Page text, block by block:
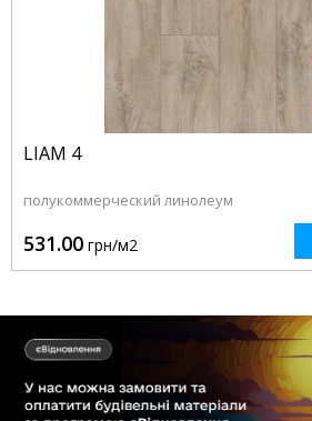
LIAM 4
полукоммерческий линолеум
531.00 грн/м2